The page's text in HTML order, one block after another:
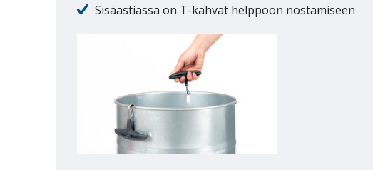
Sisäastiassa on T-kahvat helppoon nostamiseen